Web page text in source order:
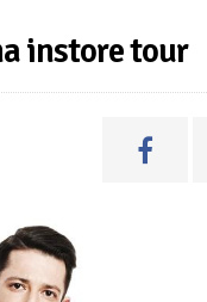
instore tour